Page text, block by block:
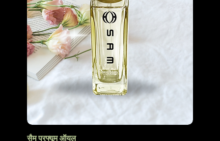
सैम परफ्यूम ऑयल